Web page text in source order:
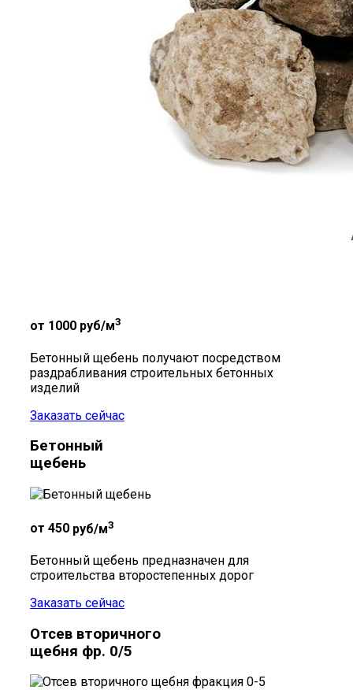
от 1000 руб/м3
Бетонный щебень получают посредством
раздрабливания строительных бетонных
изделий
Заказать сейчас
Бетонный
щебень
от 450 руб/м3
Бетонный щебень предназначен для
строительства второстепенных дорог
Заказать сейчас
Отсев вторичного
щебня фр. 0/5